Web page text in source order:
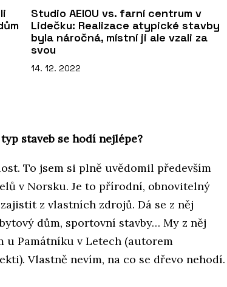
Studio AEIOU vs. farní centrum v
Lidečku: Realizace atypické stavby
byla náročná, místní ji ale vzali za
svou
14. 12. 2022
staveb se hodí nejlépe?
To jsem si plně uvědomil především
v Norsku. Je to přírodní, obnovitelný
z vlastních zdrojů. Dá se z něj
dům, sportovní stavby… My z něj
u Památníku v Letech (autorem
Vlastně nevím, na co se dřevo nehodí.